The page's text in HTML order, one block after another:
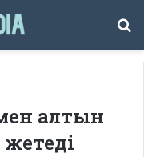
алтын